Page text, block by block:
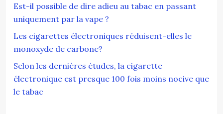
Est-il possible de dire adieu au tabac en passant
uniquement par la vape ?
Les cigarettes électroniques réduisent-elles le
monoxyde de carbone?
Selon les dernières études, la cigarette
électronique est presque 100 fois moins nocive que
le tabac